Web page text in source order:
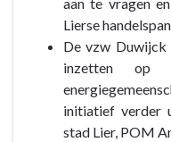
aan te vragen
Lierse
De vzw
inzetten
initiatief verder
stad Lier, POM